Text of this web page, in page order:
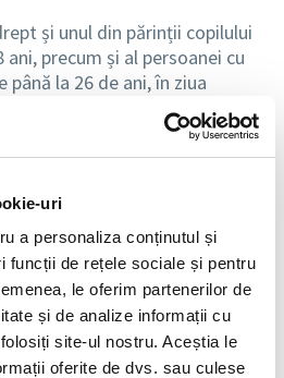
uri
a personaliza conținutul și
funcții de rețele sociale și pentru
le oferim partenerilor de
și de analize informații cu
site-ul nostru. Aceștia le
oferite de dvs. sau culese
și unul din părinții copilului
ani, precum și al persoanei cu
la 26 de ani, în ziua
în situația în care
prin grija
activitatea
au obligația de a informa
opțiunile de programare ale
să le solicite în temeiul